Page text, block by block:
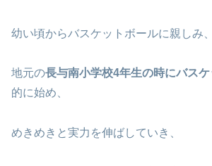
幼い頃からバスケットボールに親しみ、
地元の長与南小学校4年生の時にバス
的に始め、
めきめきと実力を伸ばしていき、